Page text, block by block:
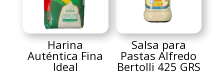
Harina
Auténtica Fina
Ideal
Salsa para
Pastas Alfredo
Bertolli 425 GRS